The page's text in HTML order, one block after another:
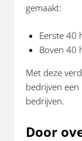
gemaakt:
Eerste 40
Boven 40
Met deze
bedrijven
bedrijven.
Door